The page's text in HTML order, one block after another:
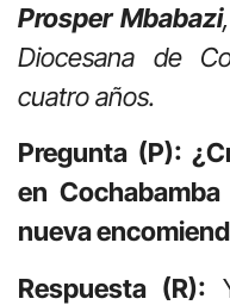
Prosper Mbabazi
Diocesana de
cuatro años.
Pregunta (P):
en
nueva
Respuesta (R):